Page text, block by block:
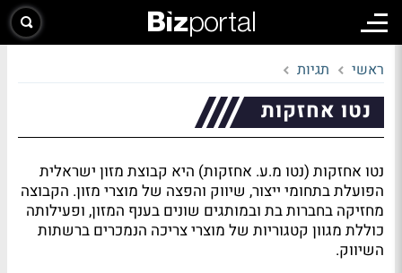
ראשי תגיות
נטו אחזקות
נטו אחזקות (נטו מ.ע. אחזקות) היא קבוצת מזון ישראלית
הפועלת בתחומי ייצור, שיווק והפצה של מוצרי מזון. הקבוצה
מחזיקה בחברות בת ובמותגים שונים בענף המזון, ופעילותה
כוללת מגוון קטגוריות של מוצרי צריכה הנמכרים ברשתות
השיווק.